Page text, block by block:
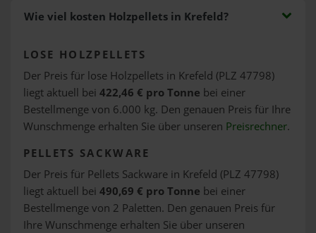
Wie viel kosten Holzpellets in Krefeld?
LOSE HOLZPELLETS
Der Preis für lose Holzpellets in Krefeld (PLZ 47798)
liegt aktuell bei 422,46 € pro Tonne bei einer
Bestellmenge von 6.000 kg. Den genauen Preis für Ihre
Wunschmenge erhalten Sie über unseren Preisrechner.
PELLETS SACKWARE
Der Preis für Pellets Sackware in Krefeld (PLZ 47798)
liegt aktuell bei 490,69 € pro Tonne bei einer
Bestellmenge von 2 Paletten. Den genauen Preis für
Ihre Wunschmenge erhalten Sie über unseren